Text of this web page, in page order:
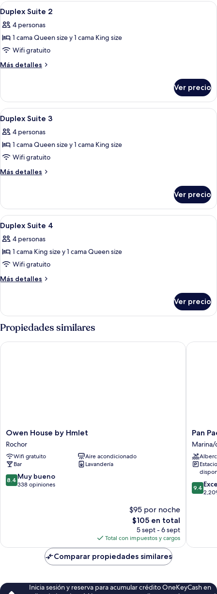
Abrir
todas
las
fotos
de
Duplex
1 habitación, espacio para trabajar
5
Duplex Suite 2
4 personas
1 cama Queen size y 1 cama King size
Wifi gratuito
Más detalles
Más
Suite
Ver precio
Abrir
todas
las
fotos
de
Duplex
1 habitación, espacio para trabajar
5
Duplex Suite 3
4 personas
1 cama Queen size y 1 cama King size
Wifi gratuito
Más detalles
Más
Suite
Ver precio
Abrir
todas
las
fotos
de
Duplex
1 habitación, espacio para trabajar
5
Duplex Suite 4
4 personas
1 cama King size y 1 cama Queen size
Wifi gratuito
Más detalles
Más
Suite
4
Ver precio
Propiedades similares
Owen
House
by
Hmlet
Rochor
Owen House by Hmlet
Rochor
Wifi gratuito
Aire acondicionado
Bar
Lavandería
8.4
de
8.4 Muy bueno
338 opiniones
$95 por noche
El
precio
actual
es
de
$105
$105 en total
5 sept - 6 sept
Total con impuestos y cargos
Owen House by Hmlet
Pan
Pacific
Marina/
náutico
Marina
Bay
Pan
Marina/
9.4
de
9.4
Pan
Comparar propiedades similares
Inicia sesión y reserva para acumular crédito OneKeyCash en